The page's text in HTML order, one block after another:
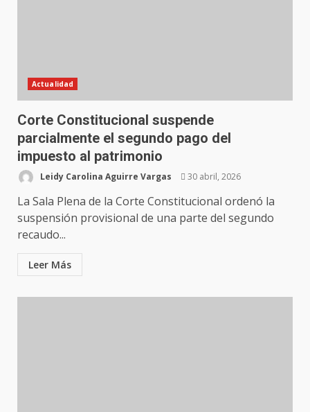
Actualidad
Corte Constitucional suspende
parcialmente el segundo pago del
impuesto al patrimonio
Leidy Carolina Aguirre Vargas 30 abril, 2026
La Sala Plena de la Corte Constitucional ordenó la
suspensión provisional de una parte del segundo
recaudo...
Leer Más